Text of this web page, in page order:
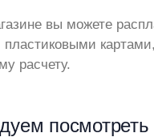
вы можете
расчету.
посмотреть